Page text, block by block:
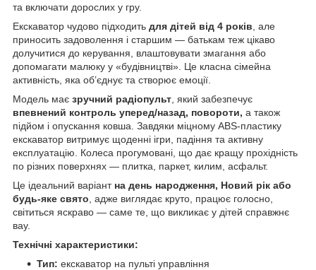
та включати дорослих у гру.
Екскаватор чудово підходить для дітей від 4 років , але
приносить задоволення і старшим — батькам теж цікаво
долучитися до керування, влаштовувати змагання або
допомагати малюку у «будівництві». Це класна сімейна
активність, яка об’єднує та створює емоції.
Модель має зручний радіопульт , який забезпечує
впевнений контроль уперед/назад, повороти, а також
підйом і опускання ковша. Завдяки міцному ABS-пластику
екскаватор витримує щоденні ігри, падіння та активну
експлуатацію. Колеса прогумовані, що дає кращу прохідність
по різних поверхнях — плитка, паркет, килим, асфальт.
Це ідеальний варіант на день народження, Новий рік або
будь-яке свято , адже виглядає круто, працює голосно,
світиться яскраво — саме те, що викликає у дітей справжнє
вау.
Технічні характеристики:
Тип: екскаватор на пульті управління